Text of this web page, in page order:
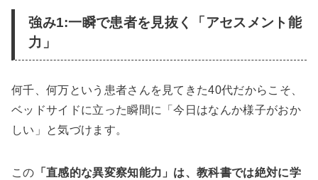
強み1:一瞬で患者を見抜く「アセスメント能
力」
何千、何万という患者さんを見てきた40代だからこそ、
ベッドサイドに立った瞬間に「今日はなんか様子がおか
しい」と気づけます。
この 「直感的な異変察知能力」は、教科書では絶対に学